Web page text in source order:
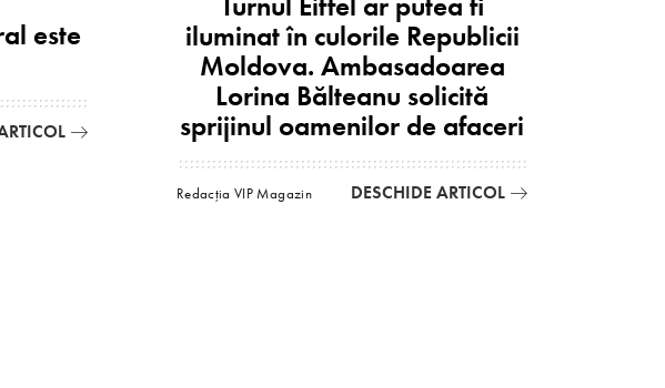
este
iluminat în culorile Republicii
Moldova. Ambasadoarea
Lorina Bălteanu solicită
sprijinul oamenilor de afaceri
Redacția VIP Magazin DESCHIDE ARTICOL